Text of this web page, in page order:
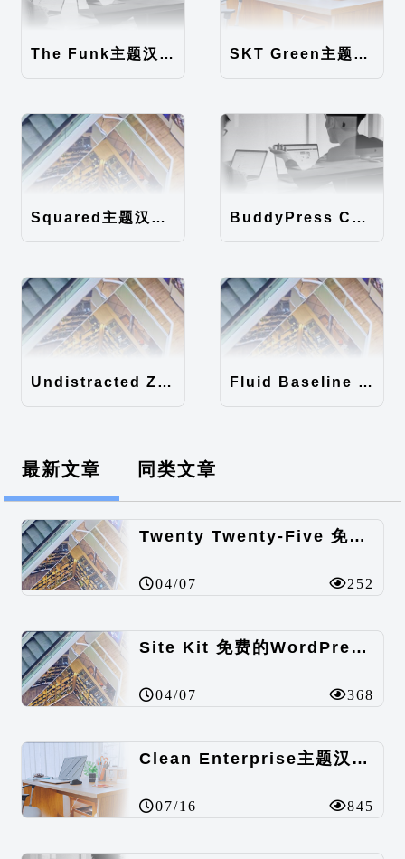
The Funk主题汉化包 SKT Green主题汉化包
Squared主题汉化包 BuddyPress Colours主题汉化包
Undistracted Zen主题汉化包 Fluid Baseline Grid主题汉化包
最新文章 同类文章
Twenty Twenty-Five 免费的WordPress内容主题
04/07 252
Site Kit 免费的WordPress数据统计插件
04/07 368
Clean Enterprise主题汉化包
07/16 845